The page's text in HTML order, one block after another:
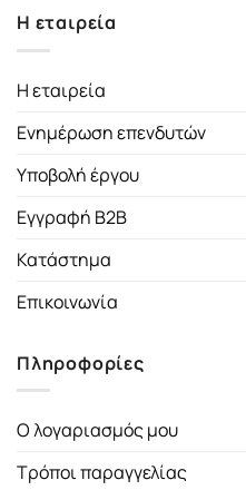
Η εταιρεία
Η εταιρεία
Ενημέρωση επενδυτών
Υποβολή έργου
Εγγραφή B2B
Κατάστημα
Επικοινωνία
Πληροφορίες
Ο λογαριασμός μου
Τρόποι παραγγελίας